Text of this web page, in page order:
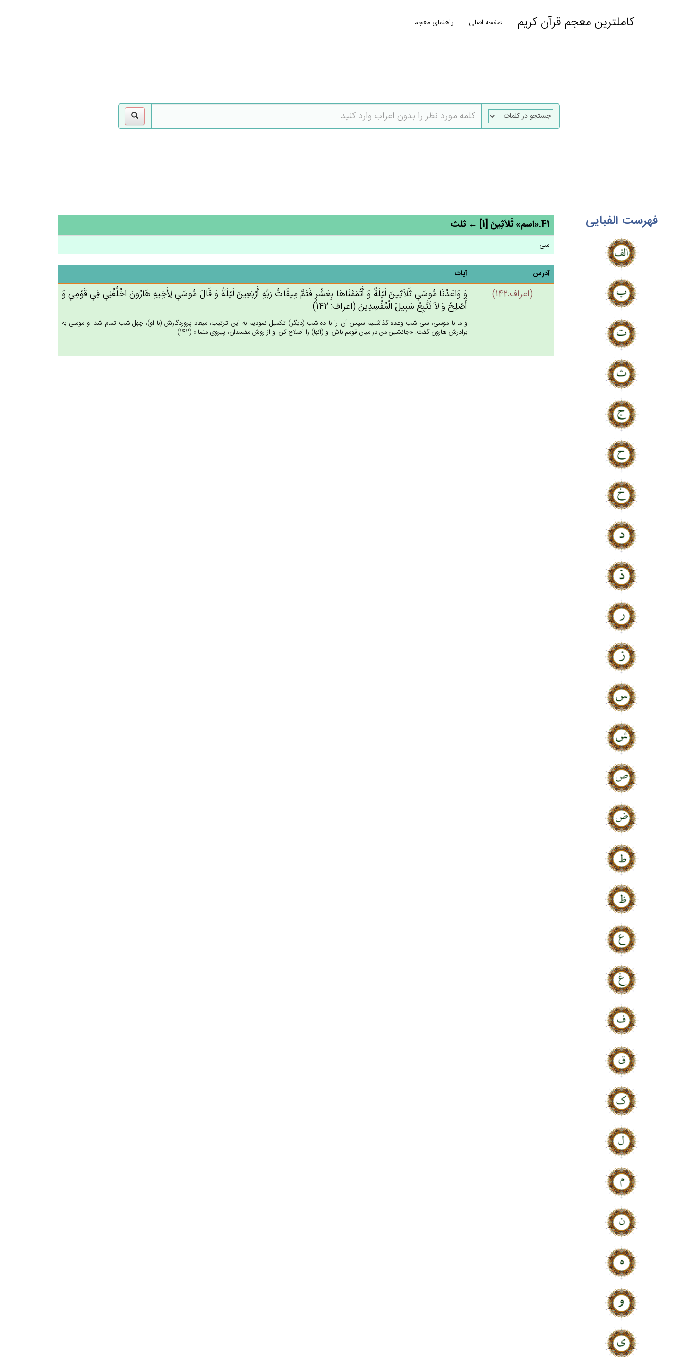
کاملترین معجم قرآن کریم صفحه اصلی راهنمای معجم
فهرست الفبایی 41.«اسم» ثَلاَثِين‌َ [1] ← ثلث
سی
آدرس آیات
(اعراف:142)
وَ وَاعَدْنَا مُوسَي‌ ثَلاَثِين‌َ لَيْلَة‌ً وَ أَتْمَمْنَاهَا بِعَشْرٍ فَتَم‌َّ مِيقَات‌ُ رَبِّه‌ِ أَرْبَعِين‌َ لَيْلَة‌ً وَ قَال‌َ مُوسَي‌ لِأَخِيه‌ِ هَارُون‌َ اخْلُفْنِي‌ فِي‌ قَوْمِي‌ وَ
أَصْلِح‌ْ وَ لاَ تَتَّبِع‌ْ سَبِيل‌َ الْمُفْسِدِين‌َ (اعراف: 142)
و ما با موسى، سى شب وعده گذاشتيم سپس آن را با ده شب (ديگر) تكميل نموديم به اين ترتيب، ميعاد پروردگارش (با او)، چهل شب تمام شد. و موسى به
برادرش هارون گفت: «جانشين من در ميان قومم باش. و (آنها) را اصلاح كن! و از روش مفسدان، پيروى منما!» (142)